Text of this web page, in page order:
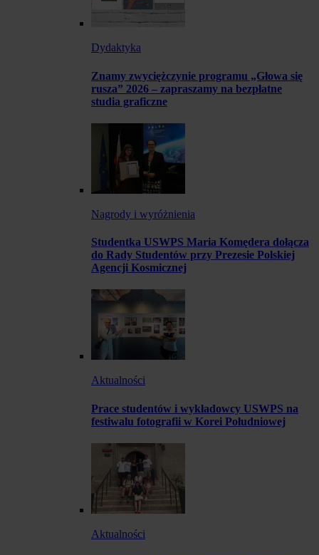
Dydaktyka
Znamy zwyciężczynie programu „Głowa się
rusza” 2026 – zapraszamy na bezpłatne
studia graficzne
Nagrody i wyróżnienia
Studentka USWPS Maria Komędera dołącza
do Rady Studentów przy Prezesie Polskiej
Agencji Kosmicznej
Aktualności
Prace studentów i wykładowcy USWPS na
festiwalu fotografii w Korei Południowej
Aktualności